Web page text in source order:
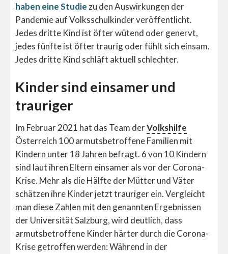
haben eine Studie zu den Auswirkungen der
Pandemie auf Volksschulkinder veröffentlicht.
Jedes dritte Kind ist öfter wütend oder genervt,
jedes fünfte ist öfter traurig oder fühlt sich einsam.
Jedes dritte Kind schläft aktuell schlechter.
Kinder sind einsamer und
trauriger
Im Februar 2021 hat das Team derVolkshilfe
Österreich 100 armutsbetroffene Familien mit
Kindern unter 18 Jahren befragt. 6von 10 Kindern
sind laut ihren Eltern einsamer als vor der Corona-
Krise. Mehr als die Hälfte der Mütter und Väter
schätzen ihre Kinder jetzt trauriger ein. Vergleicht
man diese Zahlen mit den genannten Ergebnissen
der Universität Salzburg, wird deutlich, dass
armutsbetroffene Kinder härter durch die Corona-
Krise getroffen werden: Während in der